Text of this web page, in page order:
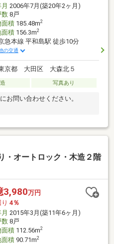
2006年7月(築20年2ヶ月)
数8戸
面積185.48m2
面積156.3m2
急本線 平和島駅 徒歩10分
の交通
京都 大田区 大森北５
写真あり
お問い合わせください。
・オートロック・木造２階
3,980万円
4％
2015年3月(築11年6ヶ月)
数8戸
面積112.56m2
面積90.71m2